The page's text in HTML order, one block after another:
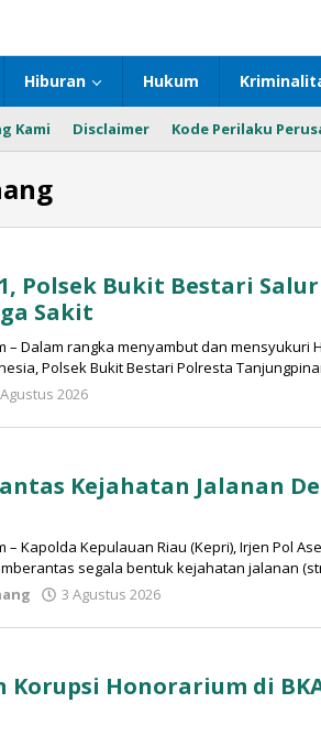
Hiburan Hukum
Kami Disclaimer Kode Perilaku
Polsek Bukit Bestari
Sakit
– Dalam rangka menyambut dan mensyukuri
Polsek Bukit Bestari Polresta
2026
Kejahatan Jalanan
– Kapolda Kepulauan Riau (Kepri), Irjen Pol
segala bentuk kejahatan jalanan
3 Agustus 2026
Korupsi Honorarium di